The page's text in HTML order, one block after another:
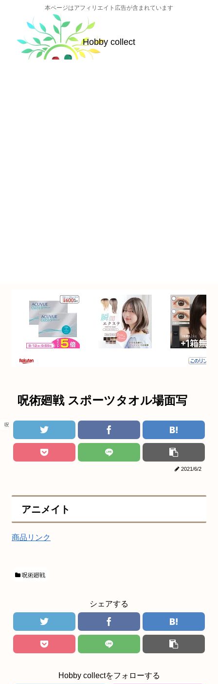
本ページはアフィリエイト広告が含まれています
Hobby collect
呪術廻戦 スポーツタオル場面写
呪術廻戦
2021/6/2
アニメイト
商品リンク
呪術廻戦
シェアする
Hobby collectをフォローする